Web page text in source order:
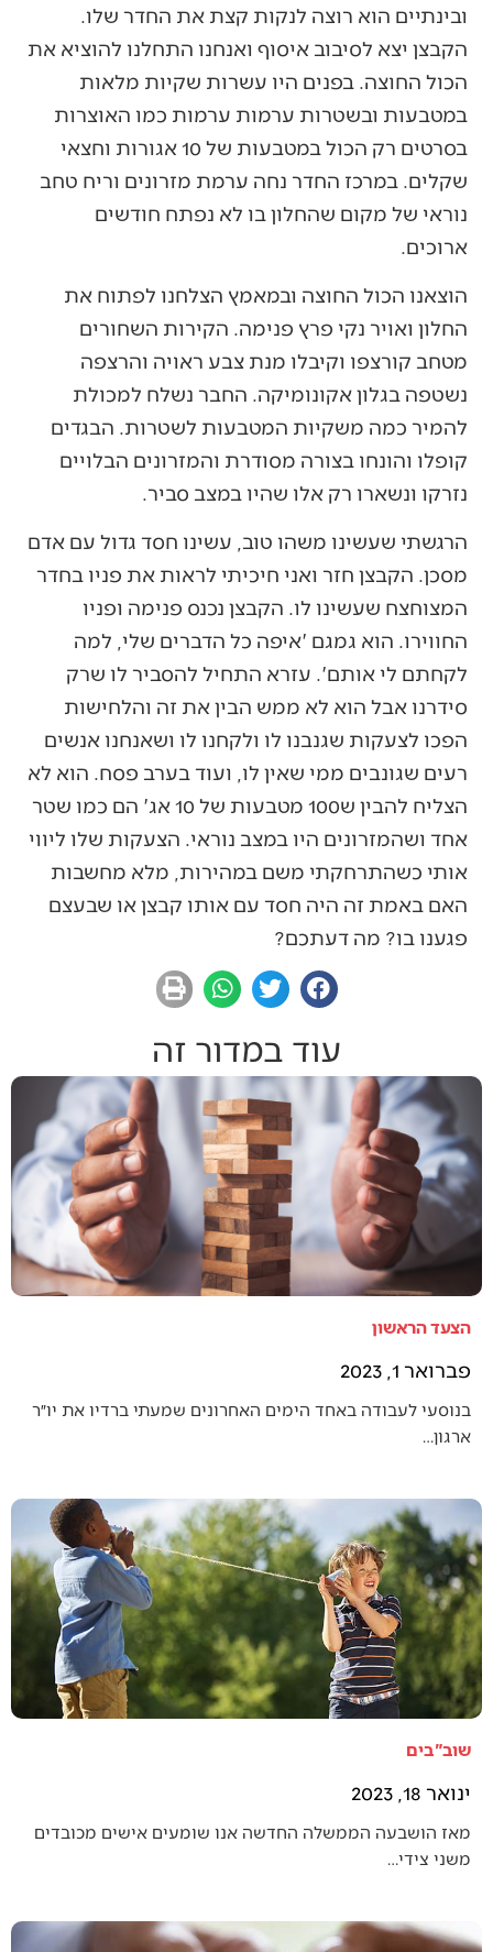
ובינתיים הוא רוצה לנקות קצת את החדר שלו.
הקבצן יצא לסיבוב איסוף ואנחנו התחלנו להוציא את
הכול החוצה. בפנים היו עשרות שקיות מלאות
במטבעות ובשטרות ערמות ערמות כמו האוצרות
בסרטים רק הכול במטבעות של 10 אגורות וחצאי
שקלים. במרכז החדר נחה ערמת מזרונים וריח טחב
נוראי של מקום שהחלון בו לא נפתח חודשים
ארוכים.
הוצאנו הכול החוצה ובמאמץ הצלחנו לפתוח את
החלון ואויר נקי פרץ פנימה. הקירות השחורים
מטחב קורצפו וקיבלו מנת צבע ראויה והרצפה
נשטפה בגלון אקונומיקה. החבר נשלח למכולת
להמיר כמה משקיות המטבעות לשטרות. הבגדים
קופלו והונחו בצורה מסודרת והמזרונים הבלויים
נזרקו ונשארו רק אלו שהיו במצב סביר.
הרגשתי שעשינו משהו טוב, עשינו חסד גדול עם אדם
מסכן. הקבצן חזר ואני חיכיתי לראות את פניו בחדר
המצוחצח שעשינו לו. הקבצן נכנס פנימה ופניו
החווירו. הוא גמגם 'איפה כל הדברים שלי, למה
לקחתם לי אותם'. עזרא התחיל להסביר לו שרק
סידרנו אבל הוא לא ממש הבין את זה והלחישות
הפכו לצעקות שגנבנו לו ולקחנו לו ושאנחנו אנשים
רעים שגונבים ממי שאין לו, ועוד בערב פסח. הוא לא
הצליח להבין ש100 מטבעות של 10 אג' הם כמו שטר
אחד ושהמזרונים היו במצב נוראי. הצעקות שלו ליווי
אותי כשהתרחקתי משם במהירות, מלא מחשבות
האם באמת זה היה חסד עם אותו קבצן או שבעצם
פגענו בו? מה דעתכם?
עוד במדור זה
הצעד הראשון
פברואר 1, 2023
בנוסעי לעבודה באחד הימים האחרונים שמעתי ברדיו את יו״ר
ארגון…
שוב"בים
ינואר 18, 2023
מאז הושבעה הממשלה החדשה אנו שומעים אישים מכובדים
משני צידי…